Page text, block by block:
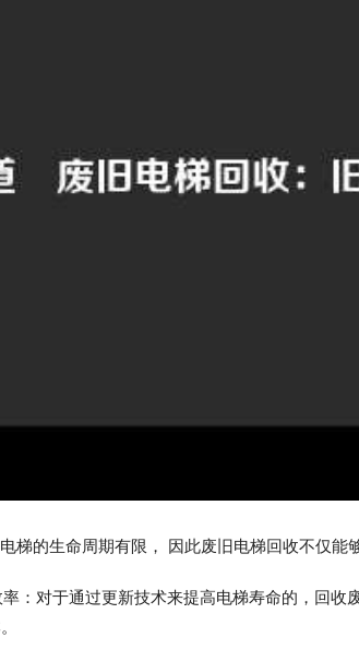
梯的生命周期有限， 因此废旧电梯回收不仅能
：对于通过更新技术来提高电梯寿命的，回